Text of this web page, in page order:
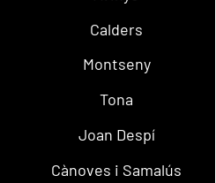
Calders
Montseny
Tona
Joan Despí
Cànoves i Samalús